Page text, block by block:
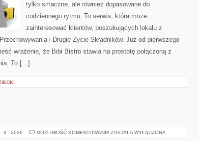
tylko smaczne, ale również dopasowane do
codziennego rytmu. To serwis, która może
zainteresować klientów, poszukujących lokalu z
i Drugie Życie Składników. Już od pierwszego
wrażenie, że Bibi Bistro stawia na prostotę połączoną z
To […]
3 - 2026 MOŻLIWOŚĆ KOMENTOWANIA ŻYCIE
ZOSTAŁA WYŁĄCZONA